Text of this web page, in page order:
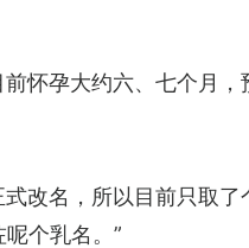
怀孕大约六、七个月
改名，所以目前只取了
个乳名。”